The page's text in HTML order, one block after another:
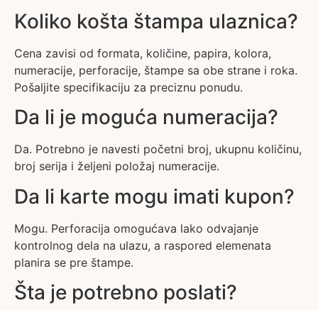
Koliko košta štampa ulaznica?
Cena zavisi od formata, količine, papira, kolora,
numeracije, perforacije, štampe sa obe strane i roka.
Pošaljite specifikaciju za preciznu ponudu.
Da li je moguća numeracija?
Da. Potrebno je navesti početni broj, ukupnu količinu,
broj serija i željeni položaj numeracije.
Da li karte mogu imati kupon?
Mogu. Perforacija omogućava lako odvajanje
kontrolnog dela na ulazu, a raspored elemenata
planira se pre štampe.
Šta je potrebno poslati?